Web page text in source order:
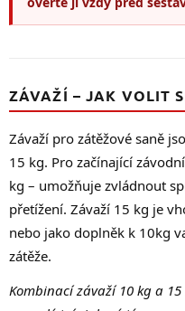
ZÁVAŽÍ – JAK VOLIT
Závaží pro zátěžové saně
15 kg. Pro začínající
kg – umožňuje zvládnout
přetížení. Závaží 15 kg je
nebo jako doplněk k 10kg
zátěže.
Kombinací závaží 10 kg a